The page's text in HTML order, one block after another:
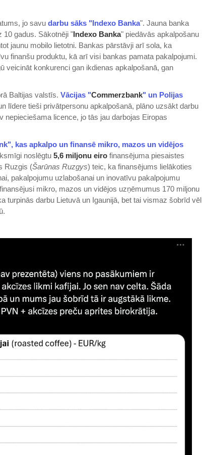
jo savu darbu sāks "Indexo Banka". Jauna banka
10 gadus. Sākotnēji "Indexo Banka" piedāvās apkalpošanu
jaunu mobilo lietotni. Bankas pārstāvji arī sola, ka
finanšu produktu, kā arī visi bankas pamata pakalpojumi.
veicināt konkurenci gan ikdienas apkalpošanā, gan
Baltijas valstīs. Vācijas "Commerzbank" un Polijas
līdere tieši privātpersonu apkalpošanā, plāno uzsākt darbu
nepieciešama licence, jo tās jau darbojas Eiropas
kas apkalpo un finansē mikro, mazos un vidējos
noslēgtu 5,6 miljonu eiro finansējuma piesaistes
Ruzgis (Šarūnas Ruzgys) teic, ka finansējums lielākoties
pakalpojumu uzlabošanai un inovatīvu pakalpojumu
mikro, mazos un vidējos uzņēmumus 170 miljonu
turpinās darbu Lietuvā un Igaunijā, bet tai vismaz šobrīd vēl